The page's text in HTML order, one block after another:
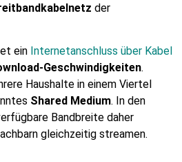
der
ein Internetanschluss über Kabel
Geschwindigkeiten.
Haushalte in einem Viertel
Shared Medium. In den
Bandbreite daher
gleichzeitig streamen.